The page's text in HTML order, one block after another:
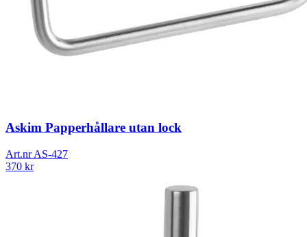
Askim Papperhållare utan lock
Art.nrAS-427
370 kr